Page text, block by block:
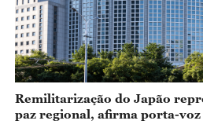
Remilitarização do Japão
paz regional, afirma porta-voz